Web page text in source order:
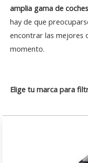
amplia gama de coches
hay de que
encontrar las mejores
momento.
Elige tu marca para